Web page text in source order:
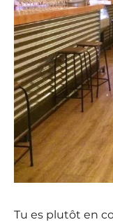
Tu es plutôt en